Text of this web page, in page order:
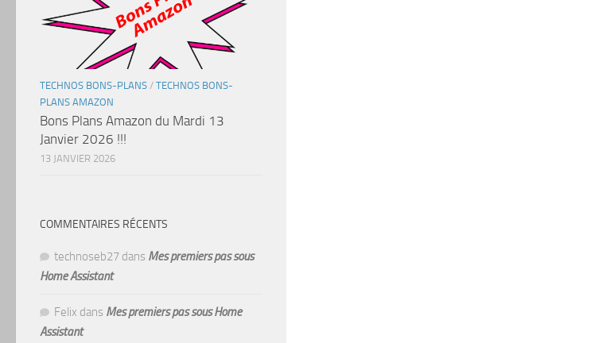
TECHNOS BONS-PLANS / TECHNOS BONS-
PLANS AMAZON
Bons Plans Amazon du Mardi 13
Janvier 2026 !!!
13 JANVIER 2026
COMMENTAIRES RÉCENTS
technoseb27 dans Mes premiers pas sous
Home Assistant
Felix dans Mes premiers pas sous Home
Assistant